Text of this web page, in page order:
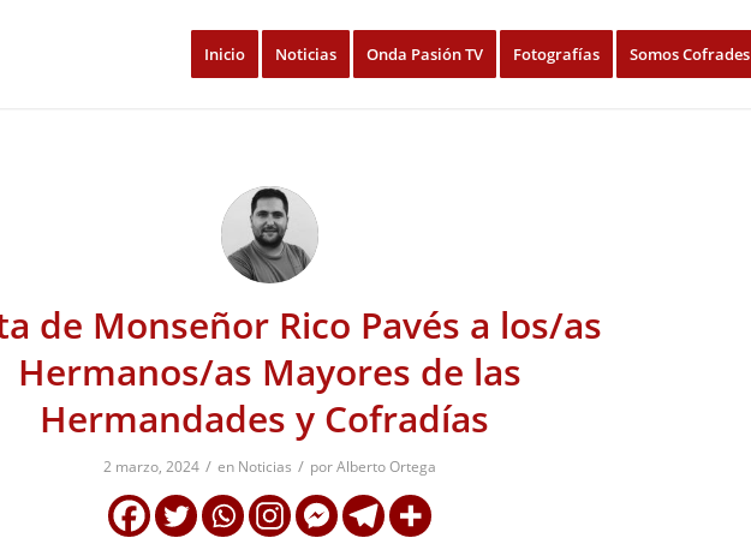
Inicio Noticias Onda Pasión TV Fotografías Somos Cofrades
de Monseñor Rico Pavés a los/as
Hermanos/as Mayores de las
Hermandades y Cofradías
2 marzo, 2024 / en Noticias / porAlberto Ortega